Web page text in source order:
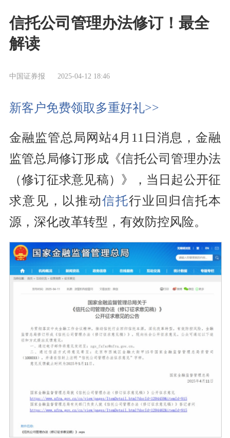
信托公司管理办法修订！最全
解读
中国证券报 2025-04-12 18:46
新客户免费领取多重好礼>>
金融监管总局网站4月11日消息，金融
监管总局修订形成《信托公司管理办法
（修订征求意见稿）》，当日起公开征
求意见，以推动信托行业回归信托本
源，深化改革转型，有效防控风险。